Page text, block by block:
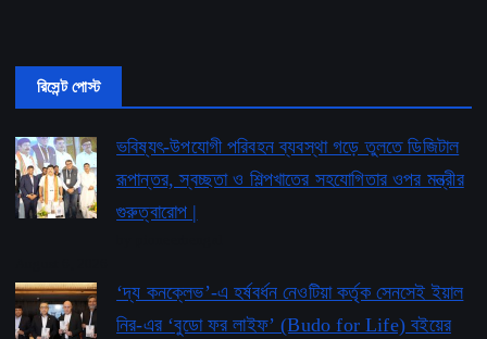
রিসেন্ট পোস্ট
ভবিষ্যৎ-উপযোগী পরিবহন ব্যবস্থা গড়ে তুলতে ডিজিটাল
রূপান্তর, স্বচ্ছতা ও শিল্পখাতের সহযোগিতার ওপর মন্ত্রীর
গুরুত্বারোপ |
‘দ্য কনক্লেভ’-এ হর্ষবর্ধন নেওটিয়া কর্তৃক সেনসেই ইয়াল
নির-এর ‘বুডো ফর লাইফ’ ​​(Budo for Life) বইয়ের